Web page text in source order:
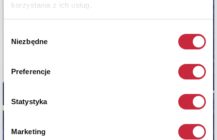
korzystania z ich usług.
zgody
Niezbędne
Preferencje
Statystyka
Marketing